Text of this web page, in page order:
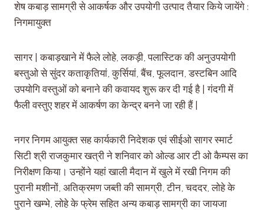
शेष कबाड़ सामग्री से आकर्षक और उपयोगी उत्पाद तैयार किये जायेंगे :
निगमायुक्त
सागर | कबाड़खाने में फैले लोहे, लकड़ी, पलास्टिक की अनुउपयोगी
बस्तुओ से सुंदर कताकृतियां, कुर्सियां, बैंच, फूलदान, डस्टबिन आदि
उपयोगि वस्तुओं को बनाने की कवायद शुरू कर दी गई है | गंदगी में
फैली वस्तुए शहर में आकर्षण का केन्द्र बनने जा रही हैं |
नगर निगम आयुक्त सह कार्यकारी निदेशक एवं सीईओ सागर स्मार्ट
सिटी श्री राजकुमार खत्री ने शनिवार को ओल्ड आर टी ओ कैम्पस का
निरीक्षण किया। उन्होंने यहां खाली मैदान में खुले में रखी निगम की
पुरानी मशीनों, अतिक्रमण जब्ती की सामग्री, टीन, चददर, लोहे के
पुराने खम्भे, लोहे के फ्रेम सहित अन्य कबाड़ सामग्री का जायजा